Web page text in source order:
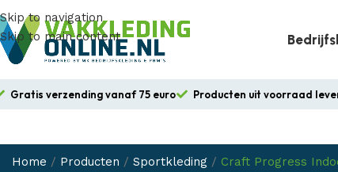
Skip to navigation
Skip to main content
Gratis verzending vanaf 75 euro Producten uit voorraad
Home / Producten / Sportkleding / Craft Progress